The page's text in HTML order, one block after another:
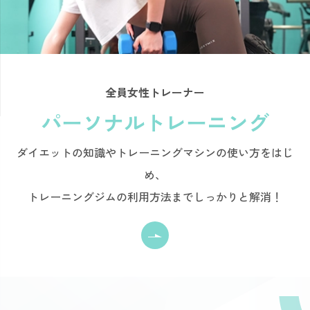
全員女性トレーナー
パーソナルトレーニング
ダイエットの知識やトレーニングマシンの使い方をはじ
め、
トレーニングジムの利用方法までしっかりと解消！